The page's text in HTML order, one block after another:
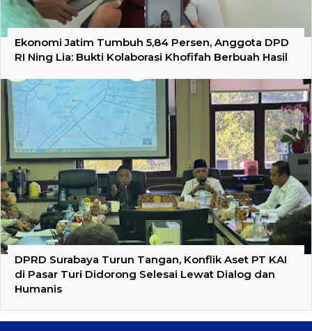
Ekonomi Jatim Tumbuh 5,84 Persen, Anggota DPD
RI Ning Lia: Bukti Kolaborasi Khofifah Berbuah Hasil
DPRD Surabaya Turun Tangan, Konflik Aset PT KAI
di Pasar Turi Didorong Selesai Lewat Dialog dan
Humanis